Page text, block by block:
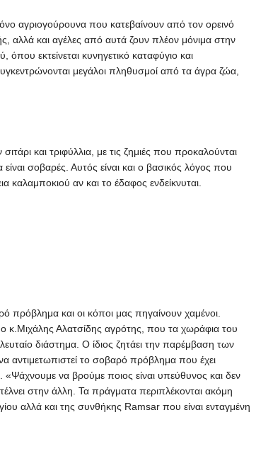
αγριογούρουνα που κατεβαίνουν από τον ορεινό
και αγέλες από αυτά ζουν πλέον μόνιμα στην
εκτείνεται κυνηγετικό καταφύγιο και
μεγάλοι πληθυσμοί από τα άγρα ζώα,
και τριφύλλια, με τις ζημιές που προκαλούνται
σοβαρές. Αυτός είναι και ο βασικός λόγος που
καλαμποκιού αν και το έδαφος ενδείκνυται.
και οι κόποι μας πηγαίνουν χαμένοι.
κ.Μιχάλης Αλατσίδης αγρότης, που τα χωράφια του
διάστημα. Ο ίδιος ζητάει την παρέμβαση των
αντιμετωπιστεί το σοβαρό πρόβλημα που έχει
«Ψάχνουμε να βρούμε ποιος είναι υπεύθυνος και δεν
στην άλλη. Τα πράγματα περιπλέκονται ακόμη
αλλά και της συνθήκης Ramsar που είναι ενταγμένη